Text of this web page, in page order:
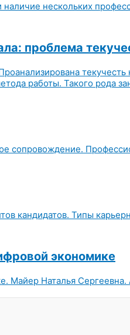
нескольких
проблема
работы. Такого рода
сопровождение.
кандидатов. Типы
экономике
Майер Наталья